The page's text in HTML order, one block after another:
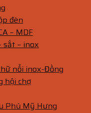
đèn
– MDF
sắt – inox
nổi inox-Đồng
hội chợ
Phú Mỹ Hưng